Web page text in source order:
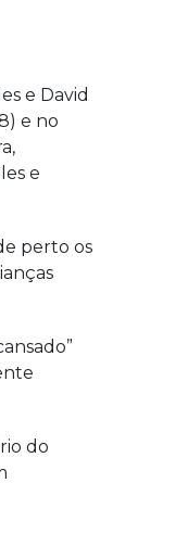
e David
e no
e
perto os
do